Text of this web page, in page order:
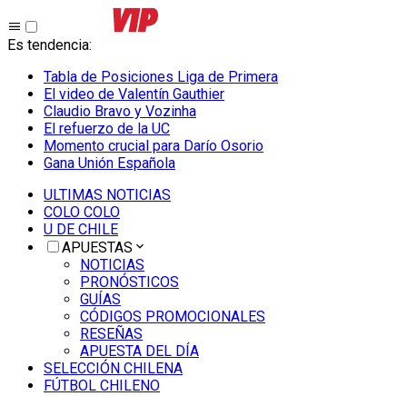
Es tendencia:
Tabla de Posiciones Liga de Primera
El video de Valentín Gauthier
Claudio Bravo y Vozinha
El refuerzo de la UC
Momento crucial para Darío Osorio
Gana Unión Española
ULTIMAS NOTICIAS
COLO COLO
U DE CHILE
APUESTAS
NOTICIAS
PRONÓSTICOS
GUÍAS
CÓDIGOS PROMOCIONALES
RESEÑAS
APUESTA DEL DÍA
SELECCIÓN CHILENA
FÚTBOL CHILENO